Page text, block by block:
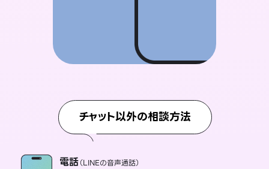
チャット以外の相談方法
電話（LINEの音声通話）